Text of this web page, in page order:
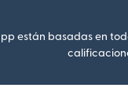
están basadas en